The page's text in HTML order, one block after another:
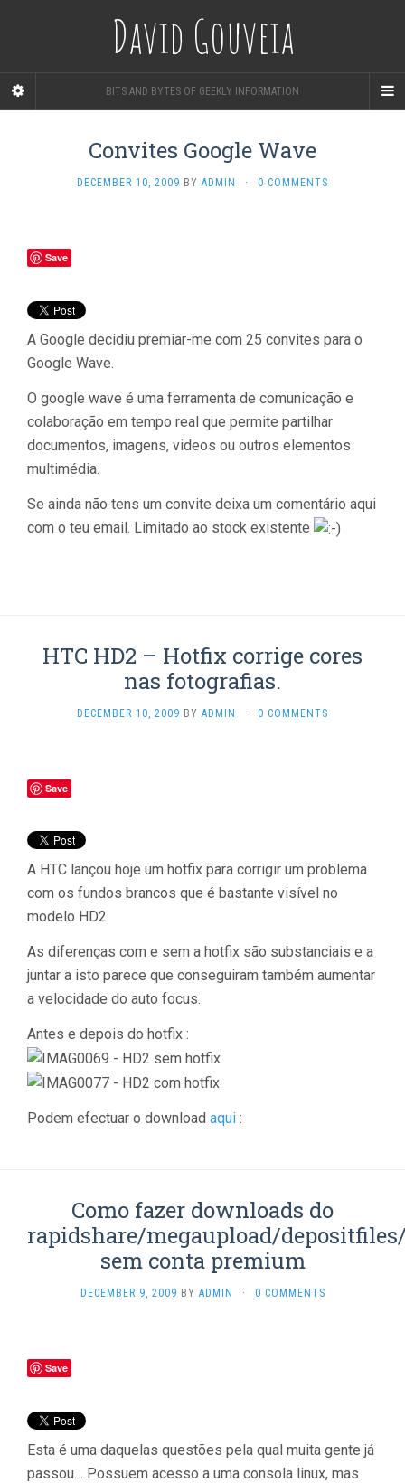
David Gouveia
BITS AND BYTES OF GEEKLY INFORMATION
Convites Google Wave
DECEMBER 10, 2009 BY ADMIN · 0 COMMENTS
Save
A Google decidiu premiar-me com 25 convites para o
Google Wave.
O google wave é uma ferramenta de comunicação e
colaboração em tempo real que permite partilhar
documentos, imagens, videos ou outros elementos
multimédia.
Se ainda não tens um convite deixa um comentário aqui
com o teu email. Limitado ao stock existente
HTC HD2 – Hotfix corrige cores
nas fotografias.
DECEMBER 10, 2009 BY ADMIN · 0 COMMENTS
Save
A HTC lançou hoje um hotfix para corrigir um problema
com os fundos brancos que é bastante visível no
modelo HD2.
As diferenças com e sem a hotfix são substanciais e a
juntar a isto parece que conseguiram também aumentar
a velocidade do auto focus.
Antes e depois do hotfix :
Podem efectuar o download aqui :
Como fazer downloads do
rapidshare/megaupload/
sem conta premium
DECEMBER 9, 2009 BY ADMIN · 0 COMMENTS
Save
Esta é uma daquelas questões pela qual muita gente já
passou… Possuem acesso a uma consola linux, mas